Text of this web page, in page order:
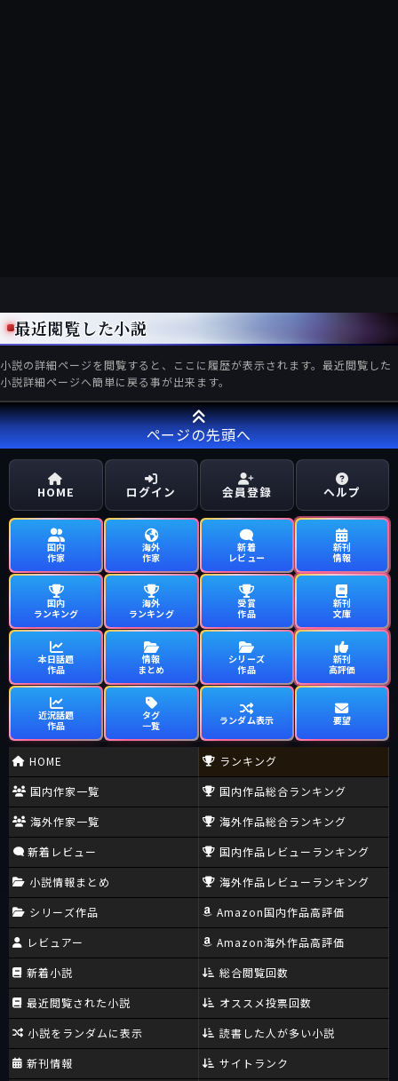
最近閲覧した小説
小説の詳細ページを閲覧すると、ここに履歴が表示されます。最近閲覧した
小説詳細ページへ簡単に戻る事が出来ます。
ページの先頭へ
HOME ログイン 会員登録 ヘルプ
国内
作家
海外
作家
新着
レビュー
新刊
情報
国内
ランキング
海外
ランキング
受賞
作品
新刊
文庫
本日話題
作品
情報
まとめ
シリーズ
作品
新刊
高評価
近況話題
作品
タグ
一覧
ランダム表示 要望
HOME
国内作家一覧
海外作家一覧
新着レビュー
小説情報まとめ
シリーズ作品
レビュアー
新着小説
最近閲覧された小説
小説をランダムに表示
新刊情報
ランキング
国内作品総合ランキング
海外作品総合ランキング
国内作品レビューランキング
海外作品レビューランキング
Amazon国内作品高評価
Amazon海外作品高評価
総合閲覧回数
オススメ投票回数
読書した人が多い小説
サイトランク